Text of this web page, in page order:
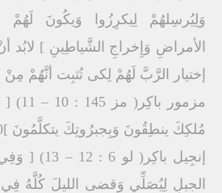
وَلِيُرسِلهُمْ لِيكرِزُوا وَيكُونَ
الأمراضِ وَإِخراجِ الشَّياطِينِ ] لابُد
إختيار الرَّبَّ لَهُمْ لِكى تُثبِت أنَّهُمْ مِنْ
مُلكِكَ ينطِقُونَ وَبِجبرُوتِكَ يتكلَّمُونَ ]0
إنجِيل باكِر(
الجبلِ لِيُصَلِّي وَقضى الليلَ كُلَّهُ فِي